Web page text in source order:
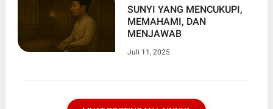
SUNYI YANG MENCUKUPI,
MEMAHAMI, DAN
MENJAWAB
Juli 11, 2025